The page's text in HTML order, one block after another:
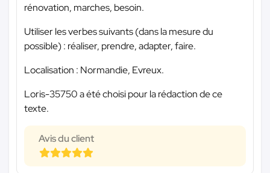
rénovation, marches, besoin.
Utiliser les verbes suivants (dans la mesure du
possible) : réaliser, prendre, adapter, faire.
Localisation : Normandie, Evreux.
Loris-35750 a été choisi pour la rédaction de ce
texte.
Avis du client